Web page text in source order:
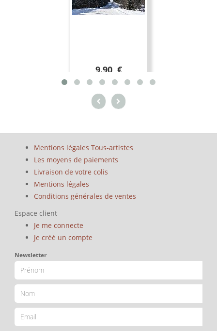
9.90 €
Mentions légales Tous-artistes
Les moyens de paiements
Livraison de votre colis
Mentions légales
Conditions générales de ventes
Espace client
Je me connecte
Je créé un compte
Newsletter